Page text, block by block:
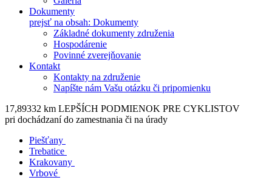
Dokumenty
prejsť na obsah: Dokumenty
Základné dokumenty združenia
Hospodárenie
Povinné zverejňovanie
Kontakt
Kontakty na združenie
Napíšte nám Vašu otázku či pripomienku
17,89332 km LEPŠÍCH PODMIENOK PRE CYKLISTOV
pri dochádzaní do zamestnania či na úrady
Piešťany
Trebatice
Krakovany
Vrbové